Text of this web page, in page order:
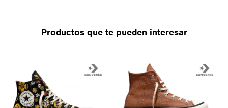
Productos que te pueden interesar